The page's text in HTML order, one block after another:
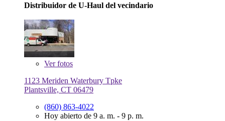
Distribuidor de U-Haul del vecindario
Verfotos
1123 Meriden Waterbury Tpke
Plantsville, CT 06479
(860) 863-4022
Hoy abierto de 9 a. m. - 9 p. m.